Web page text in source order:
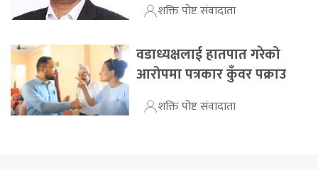
शक्ति पोष्ट संवादाता
वडाध्यक्षलाई हातपात गरेको
आरोपमा पत्रकार कुँवर पक्राउ
शक्ति पोष्ट संवादाता